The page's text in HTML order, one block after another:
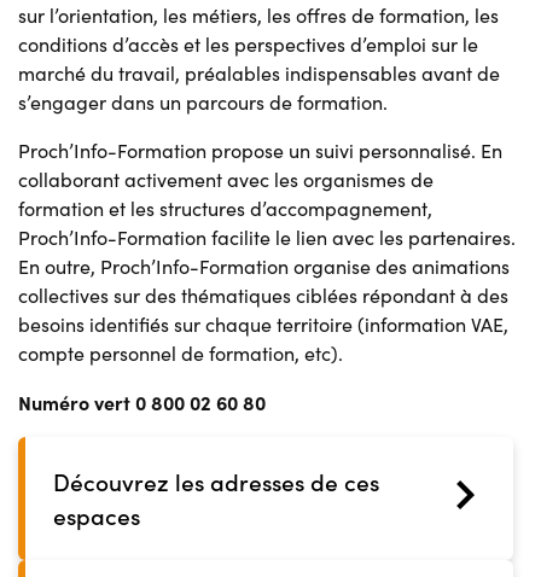
sur l’orientation, les métiers, les offres de formation, les
conditions d’accès et les perspectives d’emploi sur le
marché du travail, préalables indispensables avant de
s’engager dans un parcours de formation.
Proch’Info-Formation propose un suivi personnalisé. En
collaborant activement avec les organismes de
formation et les structures d’accompagnement,
Proch’Info-Formation facilite le lien avec les partenaires.
En outre, Proch’Info-Formation organise des animations
collectives sur des thématiques ciblées répondant à des
besoins identifiés sur chaque territoire (information VAE,
compte personnel de formation, etc).
Numéro vert 0 800 02 60 80
Découvrez les adresses de ces
espaces